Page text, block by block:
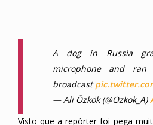
A dog in Russia
microphone and
broadcast
— Ali Özkök (@Ozkok_A)
Visto que a repórter foi pega